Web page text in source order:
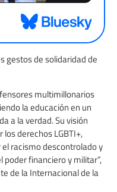
gestos de solidaridad de
multimillonarios
la educación en un
a la verdad. Su visión
derechos LGBTI+,
racismo descontrolado y
financiero y militar”,
de la Internacional de la